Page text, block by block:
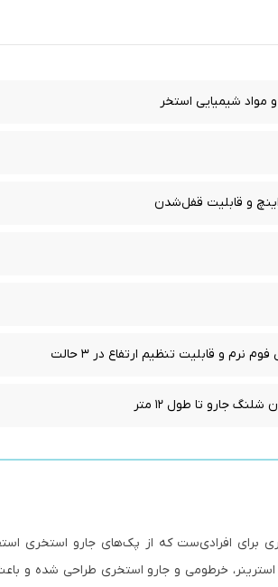
و قابلیت تنظیم ارتفاع در ۳ حالت
جارو تا طول ۱۲ متر
برای افرادی‌ست که از پک‌های جارو استخری
خرطومی و جارو استخری طراحی شده و